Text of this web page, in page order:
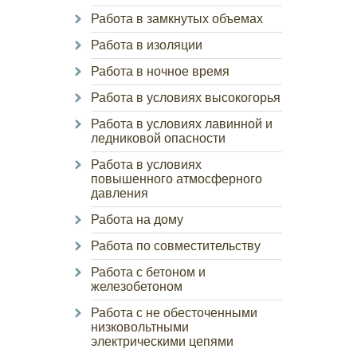
Работа в замкнутых объемах
Работа в изоляции
Работа в ночное время
Работа в условиях высокогорья
Работа в условиях лавинной и
ледниковой опасности
Работа в условиях
повышенного атмосферного
давления
Работа на дому
Работа по совместительству
Работа с бетоном и
железобетоном
Работа с не обесточенными
низковольтными
электрическими цепями